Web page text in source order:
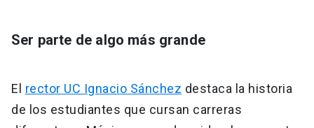
Ser parte de algo más grande
El rector UC Ignacio Sánchez destaca la historia
de los estudiantes que cursan carreras